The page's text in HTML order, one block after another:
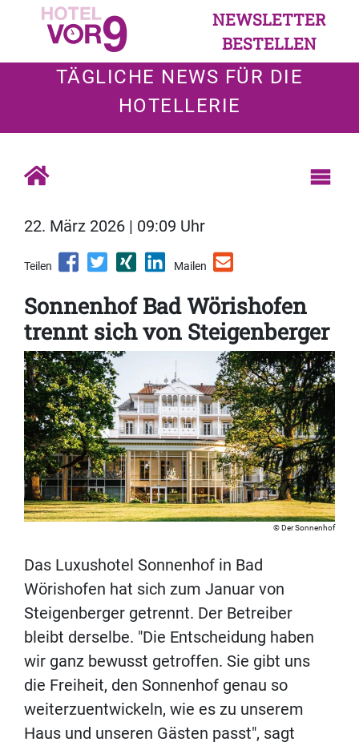
NEWSLETTER
BESTELLEN
TÄGLICHE NEWS FÜR DIE
HOTELLERIE
22. März 2026 | 09:09 Uhr
Teilen Mailen
Sonnenhof Bad Wörishofen
trennt sich von Steigenberger
Der Sonnenhof
Das Luxushotel Sonnenhof in Bad
Wörishofen hat sich zum Januar von
Steigenberger getrennt. Der Betreiber
bleibt derselbe. "Die Entscheidung haben
wir ganz bewusst getroffen. Sie gibt uns
die Freiheit, den Sonnenhof genau so
weiterzuentwickeln, wie es zu unserem
Haus und unseren Gästen passt", sagt